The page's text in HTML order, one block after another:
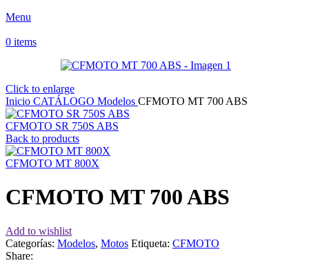
Menu
0 items
Click to enlarge
Inicio CATÁLOGO Modelos CFMOTO MT 700 ABS
CFMOTO SR 750S ABS
Back to products
CFMOTO MT 800X
CFMOTO MT 700 ABS
Add to wishlist
Categorías: Modelos, Motos Etiqueta: CFMOTO
Share: